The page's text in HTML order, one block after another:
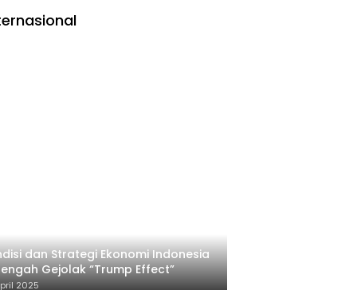
dan Strategi Ekonomi Indonesia
Gejolak “Trump Effect”
2025